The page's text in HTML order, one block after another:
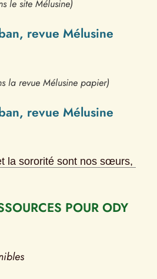
le site Mélusine)
revue Mélusine
la revue Mélusine papier)
revue Mélusine
la sororité sont nos sœurs,
POUR ODY